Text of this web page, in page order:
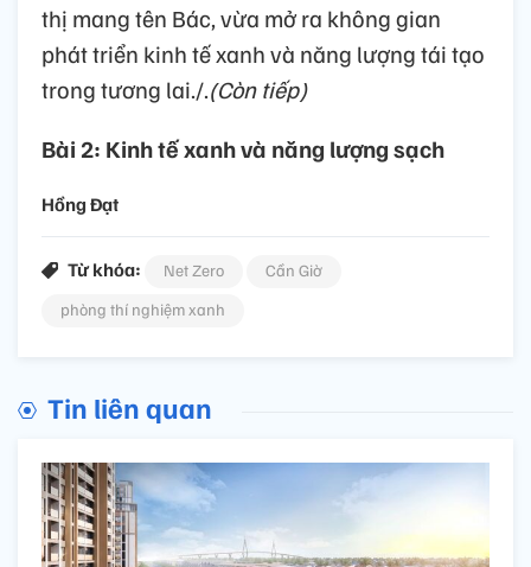
thị mang tên Bác, vừa mở ra không gian
phát triển kinh tế xanh và năng lượng tái tạo
trong tương lai./.(Còn tiếp)
Bài 2: Kinh tế xanh và năng lượng sạch
Hồng Đạt
Từ khóa: Net Zero
Cần Giờ
phòng thí nghiệm xanh
Tin liên quan